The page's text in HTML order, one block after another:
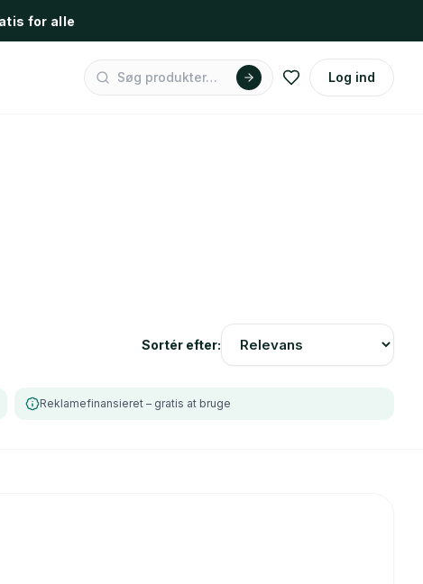
for alle
Log ind
Sortér efter:
Reklamefinansieret – gratis at bruge